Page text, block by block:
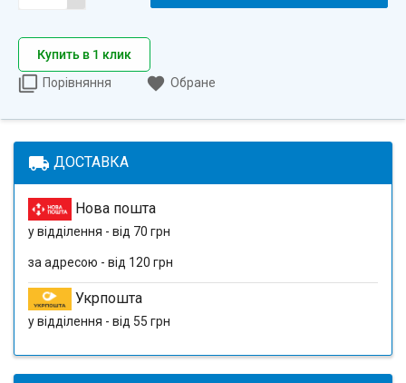
Купить в 1 клик
Порівняння
Обране
local_shipping ДОСТАВКА
Нова пошта
у відділення - від 70 грн
за адресою - від 120 грн
Укрпошта
у відділення - від 55 грн